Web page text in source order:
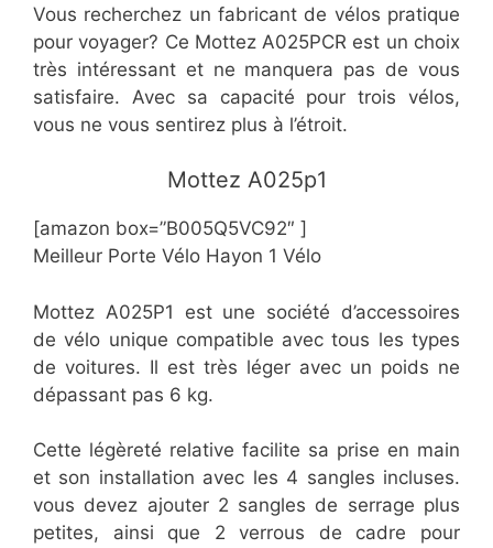
Vous recherchez un fabricant de vélos pratique
pour voyager? Ce Mottez A025PCR est un choix
très intéressant et ne manquera pas de vous
satisfaire. Avec sa capacité pour trois vélos,
vous ne vous sentirez plus à l’étroit.
Mottez A025p1
[amazon box=”B005Q5VC92″ ]
Meilleur Porte Vélo Hayon 1 Vélo
Mottez A025P1 est une société d’accessoires
de vélo unique compatible avec tous les types
de voitures. Il est très léger avec un poids ne
dépassant pas 6 kg.
Cette légèreté relative facilite sa prise en main
et son installation avec les 4 sangles incluses.
vous devez ajouter 2 sangles de serrage plus
petites, ainsi que 2 verrous de cadre pour